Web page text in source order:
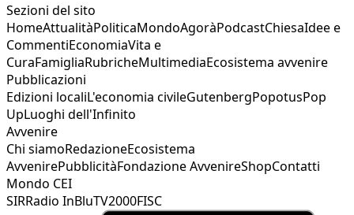
Sezioni del sito
HomeAttualitàPoliticaMondoAgoràPodcastChiesaIdee e
CommentiEconomiaVita e
CuraFamigliaRubricheMultimediaEcosistema avvenire
Pubblicazioni
Edizioni localiL'economia civileGutenbergPopotusPop
UpLuoghi dell'Infinito
Avvenire
Chi siamoRedazioneEcosistema
AvvenirePubblicitàFondazione AvvenireShopContatti
Mondo CEI
SIRRadio InBluTV2000FISC